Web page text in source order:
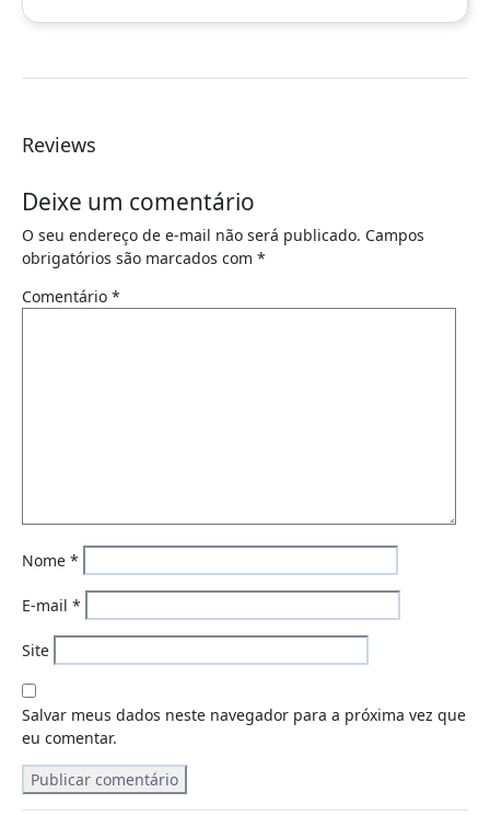
Reviews
Deixe um comentário
O seu endereço de e-mail não será publicado. Campos
obrigatórios são marcados com *
Comentário *
Nome *
E-mail *
Site
Salvar meus dados neste navegador para a próxima vez que
eu comentar.